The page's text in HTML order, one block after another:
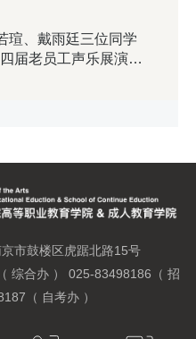
瑄、戴雨廷三位同学
届老员工声乐展演中
市鼓楼区虎踞北路15号
综合办 ） 025-83498186（ 招
（ 自考办 ）